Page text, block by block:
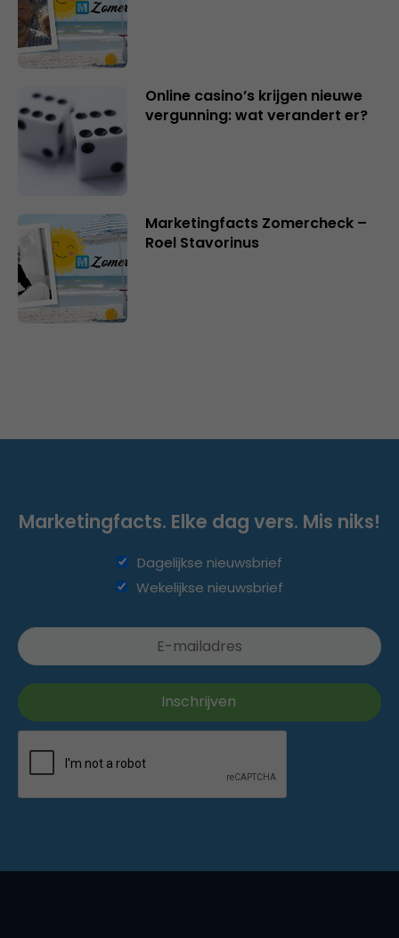
Online casino’s krijgen nieuwe
vergunning: wat verandert er?
Marketingfacts Zomercheck –
Roel Stavorinus
Marketingfacts. Elke dag vers. Mis niks!
Dagelijkse nieuwsbrief
Wekelijkse nieuwsbrief